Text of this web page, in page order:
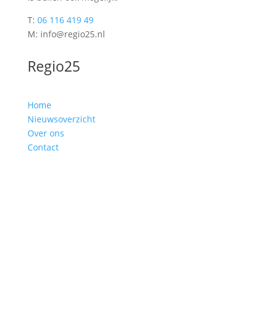
T: 06 116 419 49
M: info@regio25.nl
Regio25
Home
Nieuwsoverzicht
Over ons
Contact